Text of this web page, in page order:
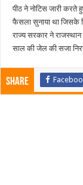
पीठ ने नोटिस जारी करते
फैसला सुनाया था जिसके
राज्य सरकार ने
साल की जेल की सजा
Share